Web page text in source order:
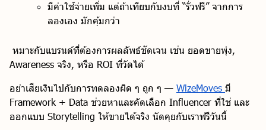
มีค่าใช้จ่ายเพิ่ม แต่ถ้าเทียบกับงบที่ “รั่วฟรี” จากการ
ลองเอง มักคุ้มกว่า
หมาะกับแบรนด์ที่ต้องการผลลัพธ์ชัดเจน เช่น ยอดขายพุ่ง,
Awareness จริง, หรือ ROI ที่วัดได้
อย่าเสียเงินไปกับการทดลองผิด ๆ ถูก ๆ — WizeMoves มี
Framework + Data ช่วยหาและคัดเลือก Influencer ที่ใช่ และ
ออกแบบ Storytelling ให้ขายได้จริง นัดคุยกับเราฟรีวันนี้